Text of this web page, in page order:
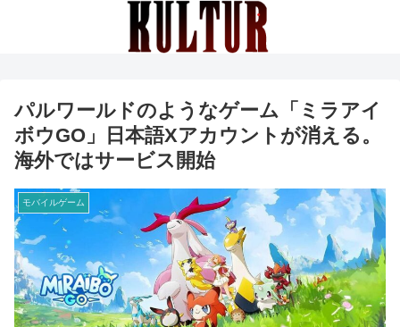
パルワールドのようなゲーム「ミラアイ
ボウGO」日本語Xアカウントが消える。
海外ではサービス開始
モバイルゲーム